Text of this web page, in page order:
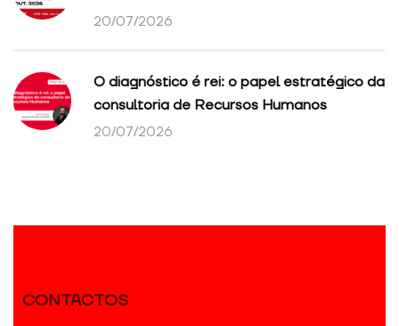
20/07/2026
O diagnóstico é rei: o papel estratégico da
consultoria de Recursos Humanos
20/07/2026
CONTACTOS